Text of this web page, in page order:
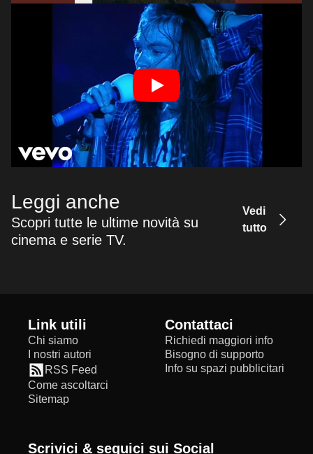
Leggi anche
Scopri tutte le ultime novità su
cinema e serie TV.
Vedi
tutto
Link utili
Chi siamo
I nostri autori
RSS Feed
Come ascoltarci
Sitemap
Contattaci
Richiedi maggiori info
Bisogno di supporto
Info su spazi pubblicitari
Scrivici & seguici sui Social